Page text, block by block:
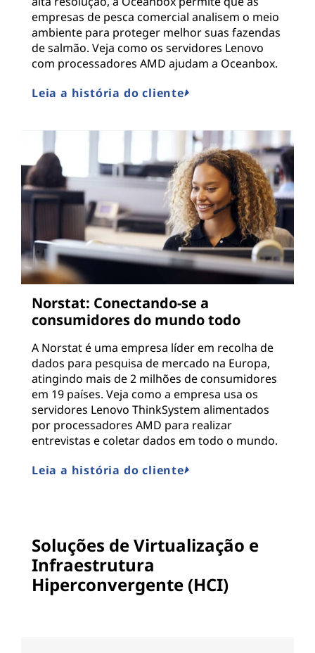
empresas de pesca comercial analisem o meio
ambiente para proteger melhor suas fazendas
de salmão. Veja como os servidores Lenovo
com processadores AMD ajudam a Oceanbox.
Leia a história do cliente
Norstat: Conectando-se a
consumidores do mundo todo
A Norstat é uma empresa líder em recolha de
dados para pesquisa de mercado na Europa,
atingindo mais de 2 milhões de consumidores
em 19 países. Veja como a empresa usa os
servidores Lenovo ThinkSystem alimentados
por processadores AMD para realizar
entrevistas e coletar dados em todo o mundo.
Leia a história do cliente
Soluções de Virtualização e
Infraestrutura
Hiperconvergente (HCI)